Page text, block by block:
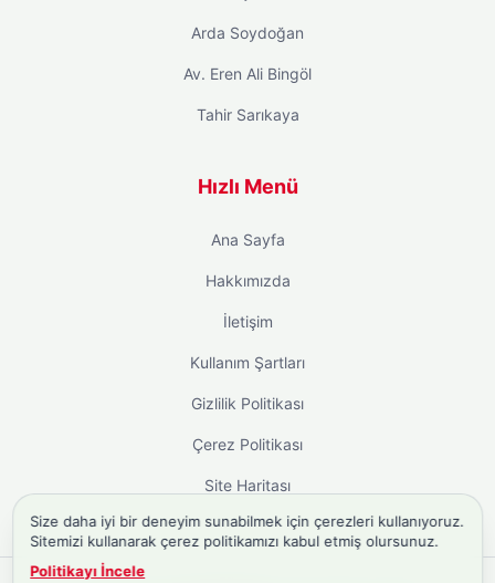
Arda Soydoğan
Av. Eren Ali Bingöl
Tahir Sarıkaya
Hızlı Menü
Ana Sayfa
Hakkımızda
İletişim
Kullanım Şartları
Gizlilik Politikası
Çerez Politikası
Site Haritası
Size daha iyi bir deneyim sunabilmek için çerezleri kullanıyoruz.
Sitemizi kullanarak çerez politikamızı kabul etmiş olursunuz.
Politikayı İncele